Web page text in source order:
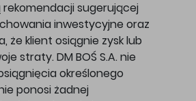
sugerującej
inwestycyjne oraz
że klient osiągnie zysk lub
straty. DM BOŚ S.A. nie
określonego
ponosi żadnej